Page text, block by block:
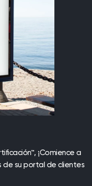
¡Comience a
de su portal de clientes